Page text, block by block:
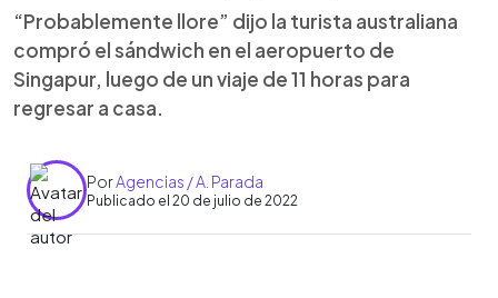
“Probablemente llore” dijo la turista australiana
compró el sándwich en el aeropuerto de
Singapur, luego de un viaje de 11 horas para
regresar a casa.
PorAgencias / A. Parada
Publicado el 20 de julio de 2022